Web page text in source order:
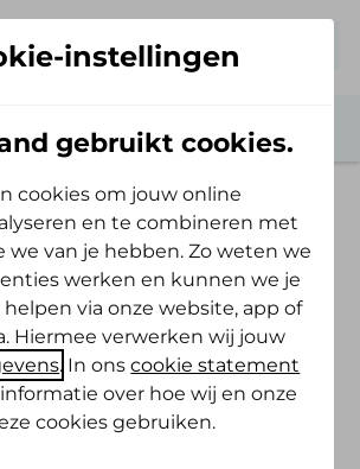
budget (pgb)
en
zorg
uit wat het verschil is
en zorg via
zorgverleners.
instellingen
gebruikt cookies.
cookies om jouw online
en te combineren met
we van je hebben. Zo weten we
werken en kunnen we je
via onze website, app of
Hiermee verwerken wij jouw
. In onscookie statement
over hoe wij en onze
cookies gebruiken.